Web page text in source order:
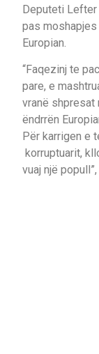
Deputeti Lefter
pas
Europian.
“Faqezinj te
pare, e
vranë shpresat
ëndrrën
Për karrigen e
korruptuarit,
vuaj një